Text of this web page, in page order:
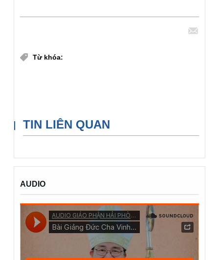
Từ khóa:
TIN LIÊN QUAN
AUDIO